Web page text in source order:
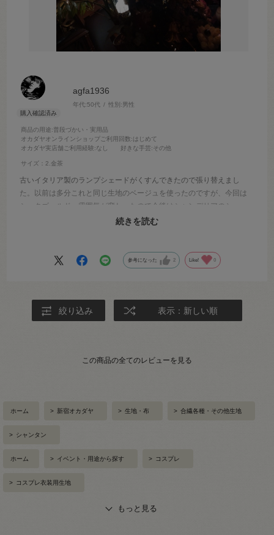
agfa1936
年代:50代 性別:男性
商品の用途:普段づかい・実用品
オカダヤオンラインショップご利用回数:はじめて
オカダヤ実店舗ご利用経験:なし 好きな手芸:その他
サイズ：2.金茶
古いイタリア製のランプシェードがくすんできたので張り替えまし
た。以前は多分これと同じ生地のベージュを使ったのですが、今回は
シックゴールド。雰囲気が変わったので今後はシャンデリアのシェー
ドも換えてみようと思っています。製品自体はこれ以外は無いだろう
続きを読む
参考になった 2 Like! 0
絞り込み 表示：新しい順
この商品の全てのレビューを見る
ホーム > 新宿オカダヤ > 生地・布 > 合繊各種・その他生地
> シャンタン
ホーム > イベント・用途から探す > コスプレ
> コスプレ衣装用生地
もっと見る